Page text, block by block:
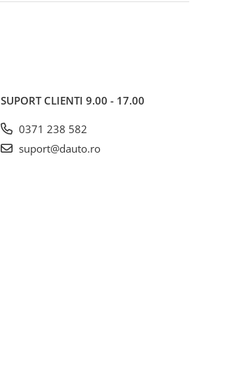
SUPORT CLIENTI 9.00 - 17.00
0371 238 582
suport@dauto.ro